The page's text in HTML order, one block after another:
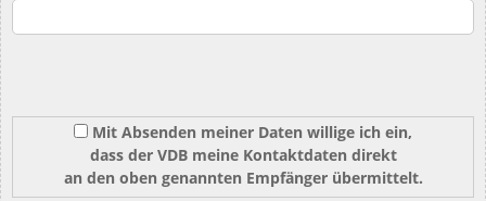
Mit Absenden meiner Daten willige ich ein,
dass der VDB meine Kontaktdaten direkt
an den oben genannten Empfänger übermittelt.